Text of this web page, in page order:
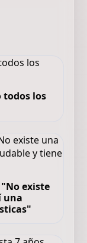
todos los
existe
una